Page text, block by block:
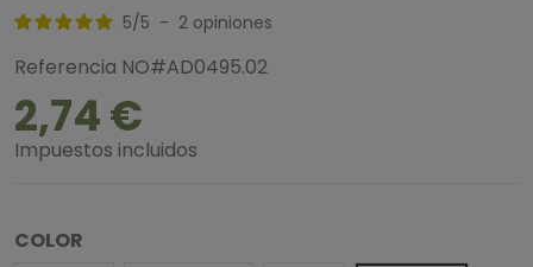
5/5 - 2 opiniones
Referencia NO#AD0495.02
2,74 €
Impuestos incluidos
COLOR